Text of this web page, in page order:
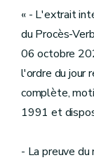
« - L'extrait
du Procès-
06 octobre
l'ordre du jour
complète,
1991 et
- La preuve